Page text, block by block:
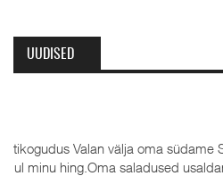
UUDISED
Su
Su
Detsember 2023
advendipühapäeval